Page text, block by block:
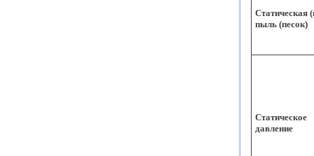
Статическая
пыль (песок)
Статическое
давление